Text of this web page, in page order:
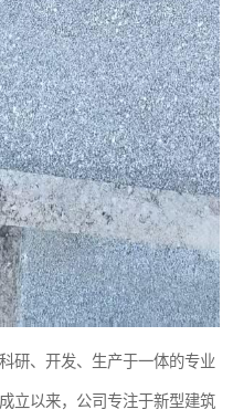
研、开发、生产于一体的专业
立以来，公司专注于新型建筑